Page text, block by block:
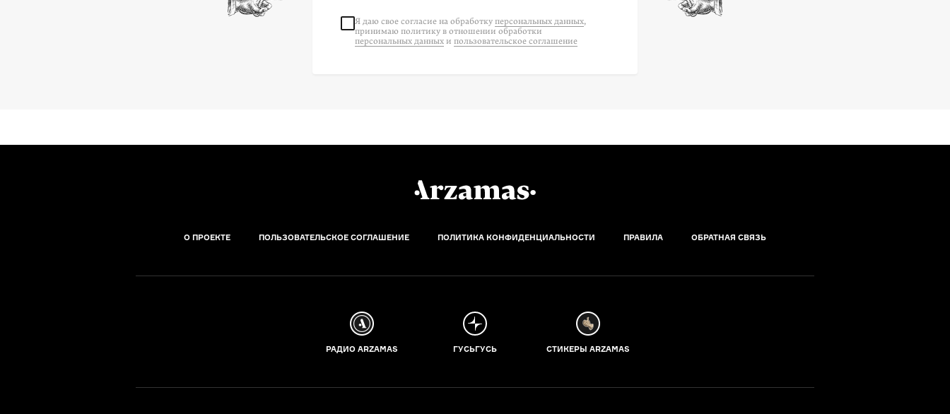
Я даю свое согласие на обработку персональных данных,
принимаю политику в отношении обработки
персональных данных и пользовательское соглашение
О ПРОЕКТЕ ПОЛЬЗОВАТЕЛЬСКОЕ СОГЛАШЕНИЕ ПОЛИТИКА КОНФИДЕНЦИАЛЬНОСТИ ПРАВИЛА ОБРАТНАЯ СВЯЗЬ
РАДИО ARZAMAS ГУСЬГУСЬ СТИКЕРЫ ARZAMAS